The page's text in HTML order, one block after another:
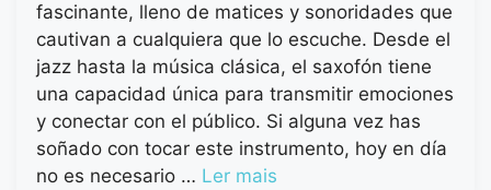
fascinante, lleno de matices y sonoridades que
cautivan a cualquiera que lo escuche. Desde el
jazz hasta la música clásica, el saxofón tiene
una capacidad única para transmitir emociones
y conectar con el público. Si alguna vez has
soñado con tocar este instrumento, hoy en día
no es necesario … Ler mais